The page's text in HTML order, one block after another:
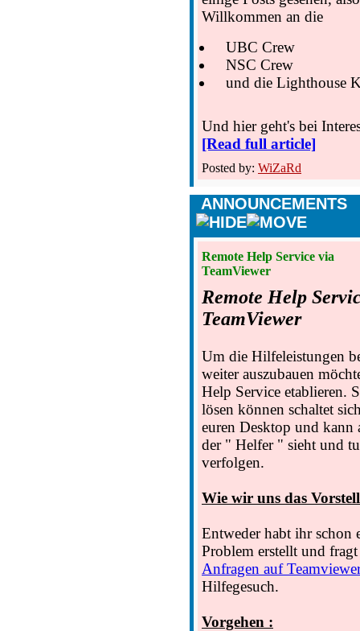
Willkommen an die
UBC Crew
NSC Crew
und die Lighthouse
Und hier geht's bei
[Read full article]
Posted by: WiZaRd
ANNOUNCEMENTS
Remote Help Service via
TeamViewer
Remote Help
TeamViewer
Um die Hilfeleistungen
weiter auszubauen
Help Service etablieren.
lösen können schaltet
euren Desktop und kann
der " Helfer " sieht und
verfolgen.
Wie wir uns das
Entweder habt ihr schon
Problem erstellt und
Anfragen auf
Hilfegesuch.
Vorgehen :